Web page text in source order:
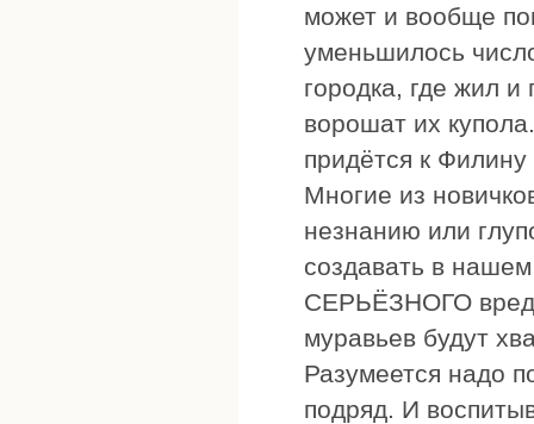
может и вообще
уменьшилось
городка, где жил
ворошат их
придётся к
Многие из
незнанию или
создавать в
СЕРЬЁЗНОГО
муравьев будут
Разумеется надо
подряд. И